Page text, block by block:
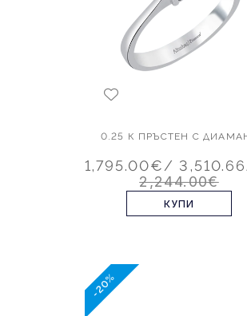
0.25 К ПРЪСТЕН С
1,795.00€/
2,244.00€
КУПИ
-20%